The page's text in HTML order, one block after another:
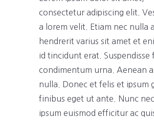
consectetur adipiscing elit.
a lorem velit. Etiam nec nulla
hendrerit varius sit amet et
id tincidunt erat. Suspendisse
condimentum urna. Aenean
nulla. Donec et felis et ipsum
finibus eget ut ante. Nunc
ipsum euismod efficitur ac